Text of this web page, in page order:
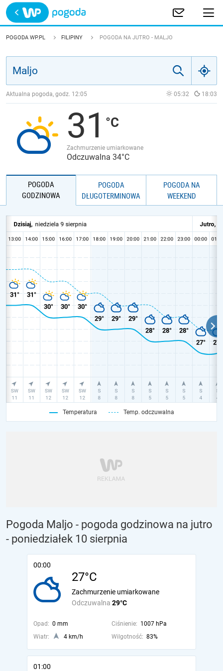
Trwa ładowanie
POLSKA
JAKOŚĆ POWIETRZA
POGODA WP.PL FILIPINY POGODA NA JUTRO - MALJO
Aktualna pogoda, godz. 12:05 05:32 18:03
31
Zachmurzenie umiarkowane
Odczuwalna 34°C
POGODA
GODZINOWA
POGODA
DŁUGOTERMINOWA
POGODA NA
WEEKEND
Temperatura Temp. odczuwalna
Pogoda Maljo - pogoda godzinowa na jutro
- poniedziałek 10 sierpnia
00:00
27°C
Odczuwalna 29°C
Zachmurzenie umiarkowane
Opad: 0 mm Ciśnienie: 1007 hPa
Wiatr:
4 km/h Wilgotność: 83%
01:00